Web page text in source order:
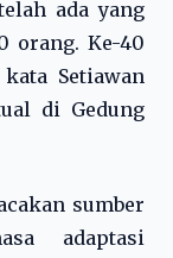
ada yang
orang. Ke-40
Setiawan
di Gedung
sumber
adaptasi